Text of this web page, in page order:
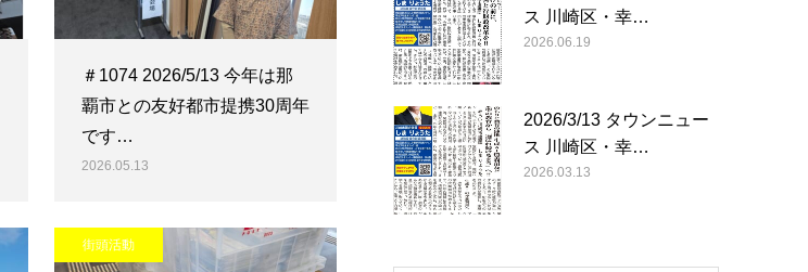
＃1074 2026/5/13 今年は那
覇市との友好都市提携30周年
です…
2026.05.13
街頭活動
ス 川崎区・幸…
2026.06.19
2026/3/13 タウンニュー
ス 川崎区・幸…
2026.03.13